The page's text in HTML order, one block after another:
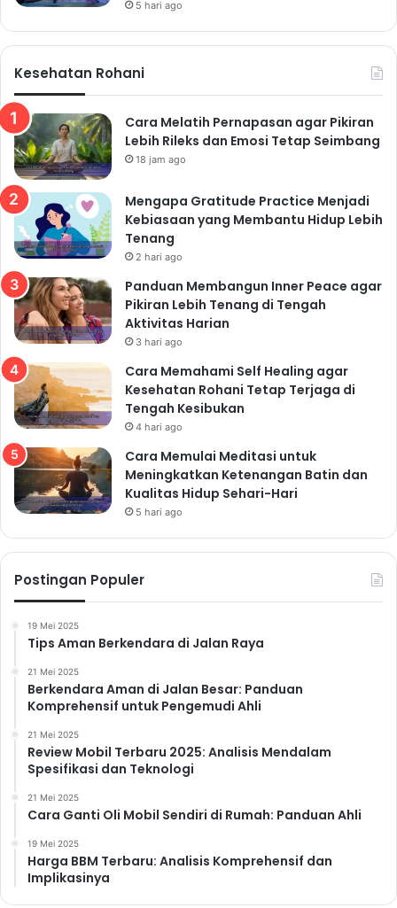
5 hari ago
Kesehatan Rohani
Cara Melatih Pernapasan agar Pikiran
Lebih Rileks dan Emosi Tetap Seimbang
18 jam ago
Mengapa Gratitude Practice Menjadi
Kebiasaan yang Membantu Hidup Lebih
Tenang
2 hari ago
Panduan Membangun Inner Peace agar
Pikiran Lebih Tenang di Tengah
Aktivitas Harian
3 hari ago
Cara Memahami Self Healing agar
Kesehatan Rohani Tetap Terjaga di
Tengah Kesibukan
4 hari ago
Cara Memulai Meditasi untuk
Meningkatkan Ketenangan Batin dan
Kualitas Hidup Sehari-Hari
5 hari ago
Postingan Populer
19 Mei 2025
Tips Aman Berkendara di Jalan Raya
21 Mei 2025
Berkendara Aman di Jalan Besar: Panduan
Komprehensif untuk Pengemudi Ahli
21 Mei 2025
Review Mobil Terbaru 2025: Analisis Mendalam
Spesifikasi dan Teknologi
21 Mei 2025
Cara Ganti Oli Mobil Sendiri di Rumah: Panduan Ahli
19 Mei 2025
Harga BBM Terbaru: Analisis Komprehensif dan
Implikasinya